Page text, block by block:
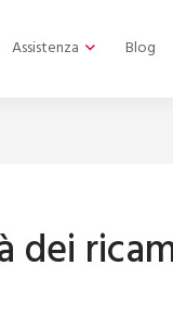
Assistenza Blog
dei